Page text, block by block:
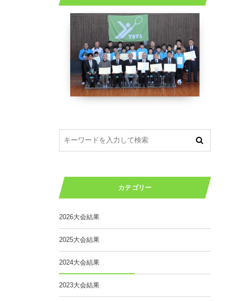
カテゴリー
2026大会結果
2025大会結果
2024大会結果
2023大会結果